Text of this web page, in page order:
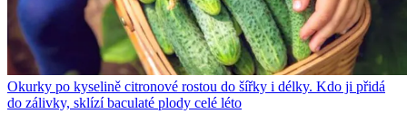
Okurky po kyselině citronové rostou do šířky i délky. Kdo ji přidá
do zálivky, sklízí baculaté plody celé léto